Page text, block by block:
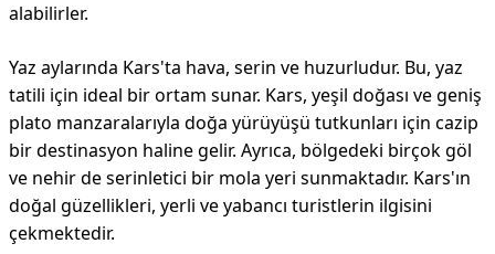
alabilirler.
Yaz aylarında Kars'ta hava, serin ve huzurludur. Bu, yaz
tatili için ideal bir ortam sunar. Kars, yeşil doğası ve geniş
plato manzaralarıyla doğa yürüyüşü tutkunları için cazip
bir destinasyon haline gelir. Ayrıca, bölgedeki birçok göl
ve nehir de serinletici bir mola yeri sunmaktadır. Kars'ın
doğal güzellikleri, yerli ve yabancı turistlerin ilgisini
çekmektedir.